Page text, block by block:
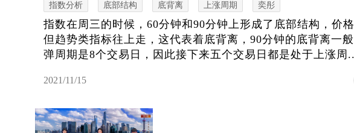
指数分析 底部结构 底背离 上涨周期 奕彤
指数在周三的时候，60分钟和90分钟上形成了底部结构，价格
但趋势类指标往上走，这代表着底背离，90分钟的底背离一
弹周期是8个交易日，因此接下来五个交易日都是处于上涨周
2021/11/15